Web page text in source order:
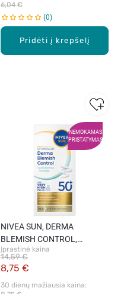
Pridėti į krepšelį
6,04 €
0
NEMOKAMAS
PRISTATYMAS
NIVEA SUN, DERMA
BLEMISH CONTROL,
apsaugos nuo saulės fluidas
riebiai ir į bėrimus linkusiai
apsauga, 40 ml.
Įprastinė kaina
8,75 €
14,59 €
30 dienų mažiausia kaina: